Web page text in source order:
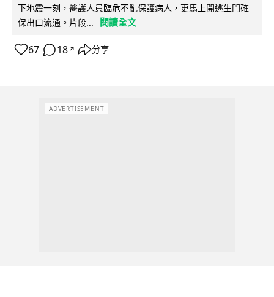
下地震一刻，醫護人員臨危不亂保護病人，更馬上開逃生門確
保出口流通。片段...
閱讀全文
67 18 ↗ 分享
ADVERTISEMENT